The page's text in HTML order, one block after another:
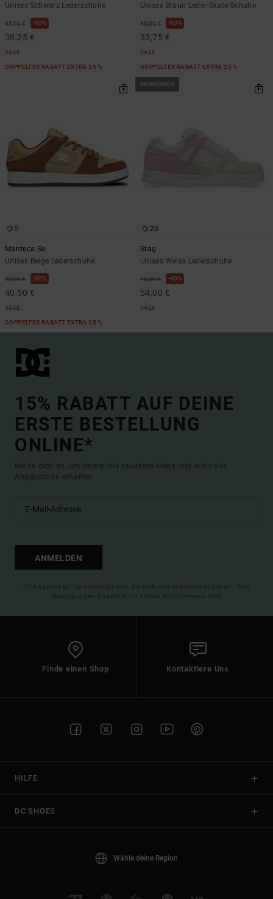
Unisex Schwarz Lederschuhe
85,00 € 55%
38,25 €
SALE
DOPPELTER RABATT EXTRA 25 %
Unisex Braun Leder-Skate-Schuhe
90,00 € 63%
33,75 €
SALE
DOPPELTER RABATT EXTRA 25 %
5
Manteca Se
Unisex Beige Lederschuhe
90,00 € 55%
40,50 €
SALE
DOPPELTER RABATT EXTRA 25 %
BRANDNEU
23
Stag
Unisex Weiss Lederschuhe
90,00 € 40%
54,00 €
SALE
15% RABATT AUF DEINE
ERSTE BESTELLUNG
ONLINE*
Melde dich an, um immer die neuesten News und exklusive
Angebote zu erhalten.
ANMELDEN
(*) Angebot gültig online für alle, die sich neu angemeldet haben - Alle
Bedingungen findest du in deiner Willkommens-Mail
Finde einen Shop Kontaktiere Uns
HILFE
DC SHOES
Wähle deine Region